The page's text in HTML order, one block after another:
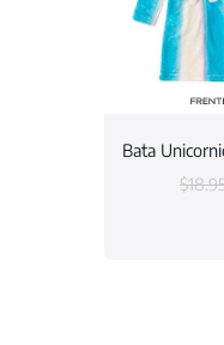
Bata
$